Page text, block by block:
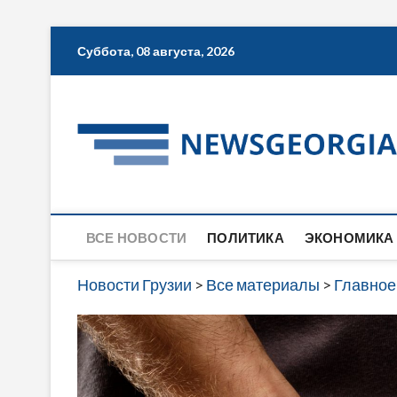
Суббота, 08 августа, 2026
ВСЕ НОВОСТИ ПОЛИТИКА ЭКОНОМИКА
Новости Грузии > Все материалы > Главное